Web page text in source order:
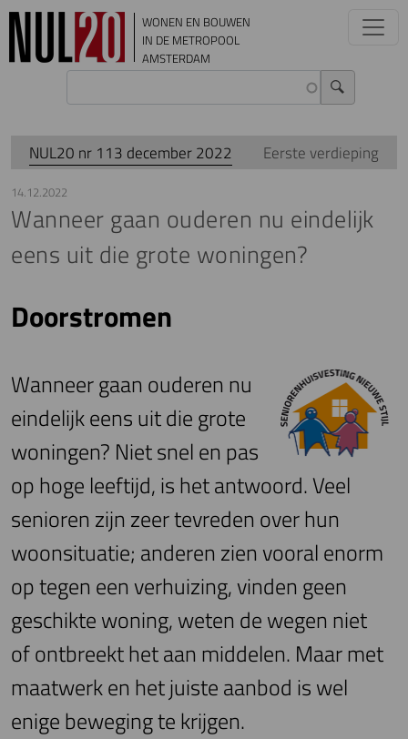
Overslaan en naar de inhoud gaan
WONEN EN BOUWEN
IN DE METROPOOL
AMSTERDAM
NUL20 nr 113 december 2022 Eerste verdieping
14.12.2022
Wanneer gaan ouderen nu eindelijk
eens uit die grote woningen?
Doorstromen
Wanneer gaan ouderen nu
eindelijk eens uit die grote
woningen? Niet snel en pas
op hoge leeftijd, is het antwoord. Veel
senioren zijn zeer tevreden over hun
woonsituatie; anderen zien vooral enorm
op tegen een verhuizing, vinden geen
geschikte woning, weten de wegen niet
of ontbreekt het aan middelen. Maar met
maatwerk en het juiste aanbod is wel
enige beweging te krijgen.